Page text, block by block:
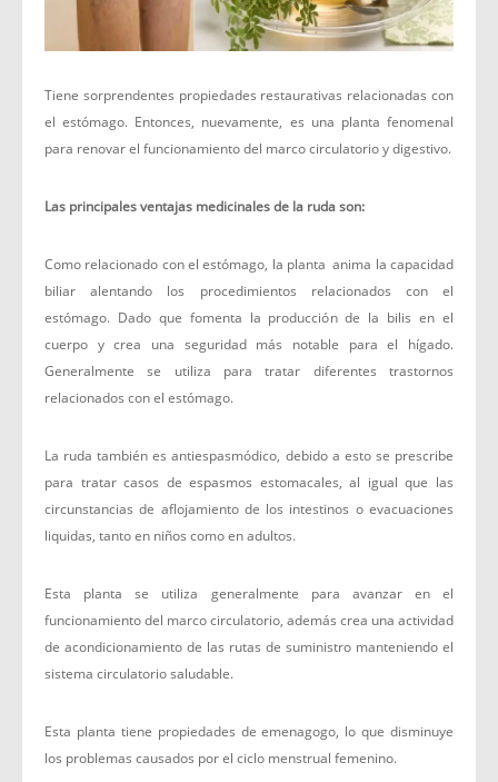
Tiene sorprendentes propiedades restaurativas relacionadas con
el estómago. Entonces, nuevamente, es una planta fenomenal
para renovar el funcionamiento del marco circulatorio y digestivo.
Las principales ventajas medicinales de la ruda son:
Como relacionado con el estómago, la planta anima la capacidad
biliar alentando los procedimientos relacionados con el
estómago. Dado que fomenta la producción de la bilis en el
cuerpo y crea una seguridad más notable para el hígado.
Generalmente se utiliza para tratar diferentes trastornos
relacionados con el estómago.
La ruda también es antiespasmódico, debido a esto se prescribe
para tratar casos de espasmos estomacales, al igual que las
circunstancias de aflojamiento de los intestinos o evacuaciones
liquidas, tanto en niños como en adultos.
Esta planta se utiliza generalmente para avanzar en el
funcionamiento del marco circulatorio, además crea una actividad
de acondicionamiento de las rutas de suministro manteniendo el
sistema circulatorio saludable.
Esta planta tiene propiedades de emenagogo, lo que disminuye
los problemas causados ​​por el ciclo menstrual femenino.